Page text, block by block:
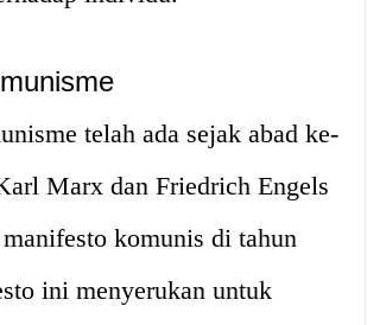
telah ada sejak abad ke-
Marx dan Friedrich Engels
komunis di tahun
ini menyerukan untuk